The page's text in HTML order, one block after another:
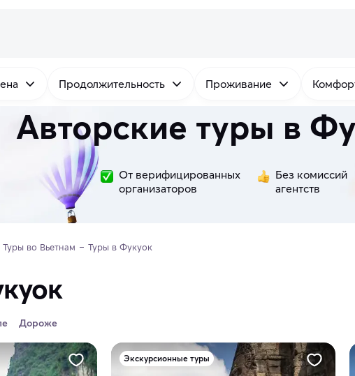
Продолжительность Проживание
Авторские туры в
От верифицированных
организаторов
Без комиссий
агентств
Туры во Вьетнам Туры в Фукуок
Дороже
Экскурсионные туры